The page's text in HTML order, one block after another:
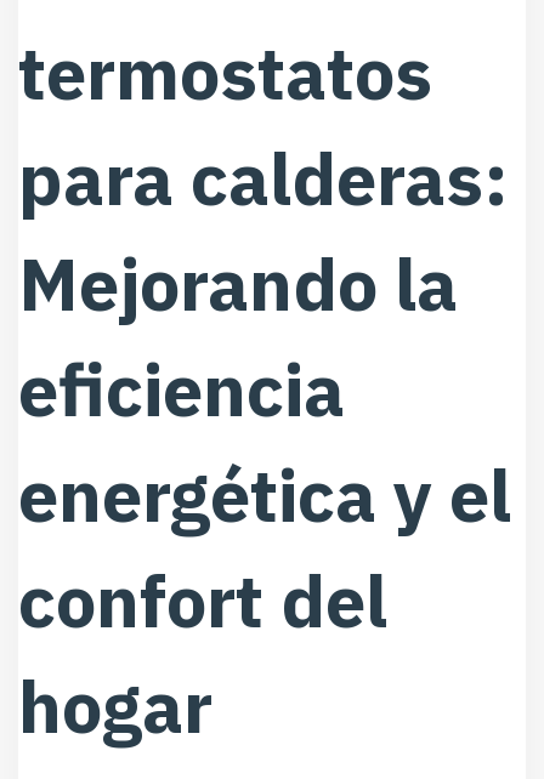
termostatos
para calderas:
Mejorando la
eficiencia
energética y el
confort del
hogar